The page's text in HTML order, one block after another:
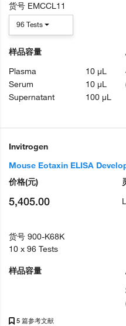
样品容量
Plasma
10 µL
Serum
10 µL
Supernatant
100 µL
货号 EMCCL11
96 Tests
Invitrogen
Mouse Eotaxin ELISA
5 篇参考文献
样品容量
价格(元)
5,405.00
货号 900-K68K
10 x 96 Tests